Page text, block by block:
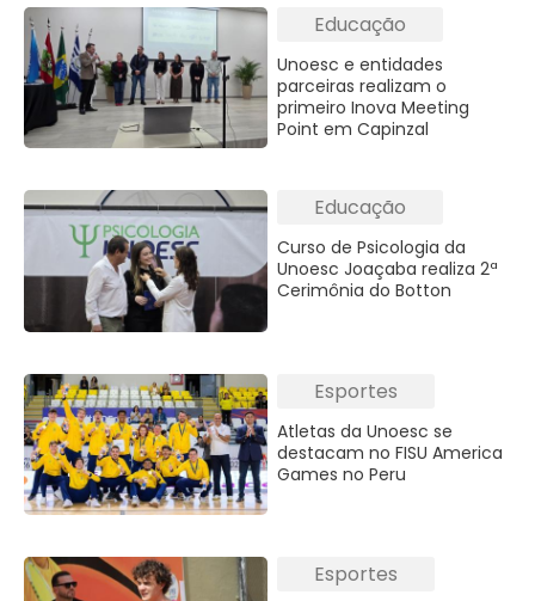
Educação
Unoesc e entidades
parceiras realizam o
primeiro Inova Meeting
Point em Capinzal
Educação
Curso de Psicologia da
Unoesc Joaçaba realiza 2ª
Cerimônia do Botton
Esportes
Atletas da Unoesc se
destacam no FISU America
Games no Peru
Esportes